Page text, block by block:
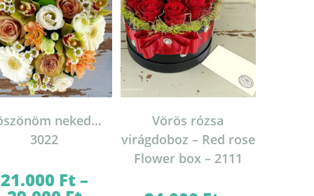
termékoldalon
ki
neked…
3022
21.000 Ft–
Ártartomány:
Vörös rózsa
virágdoboz – Red rose
Flower box – 2111